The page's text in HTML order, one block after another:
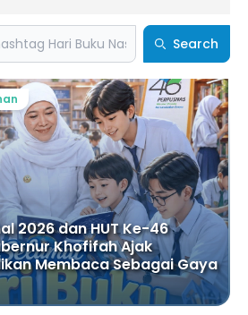
Search
2026 dan HUT Ke-46
Khofifah Ajak
Membaca Sebagai Gaya